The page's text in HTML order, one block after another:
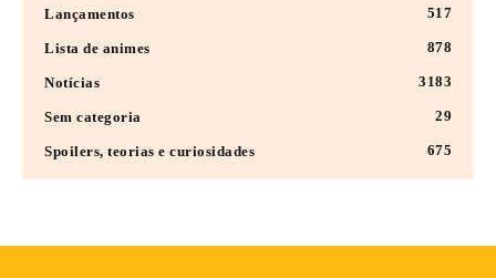
Lançamentos 517
Lista de animes 878
Notícias 3183
Sem categoria 29
Spoilers, teorias e curiosidades 675